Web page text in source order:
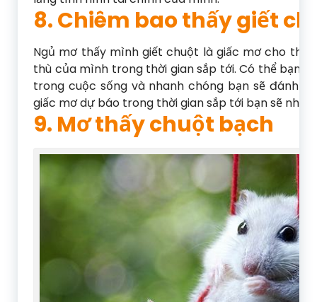
8. Chiêm bao thấy giết
Ngủ mơ thấy mình giết chuột là giấc mơ cho
thù của mình trong thời gian sắp tới. Có thể bạn
trong cuộc sống và nhanh chóng bạn sẽ đánh
giấc mơ dự báo trong thời gian sắp tới bạn sẽ nhận
9. Mơ thấy chuột bạch